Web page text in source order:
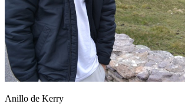
Anillo de Kerry